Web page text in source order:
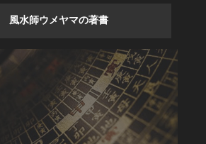
水師ウメヤマの著書